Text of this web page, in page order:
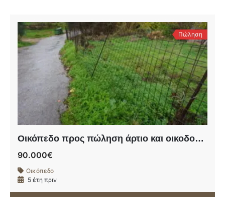
Πώληση
Οικόπεδο προς πώληση άρτιο και οικοδομήσιμο στα Τσικαλαριά Χανίων.
90.000€
Οικόπεδο
5 έτη πριν